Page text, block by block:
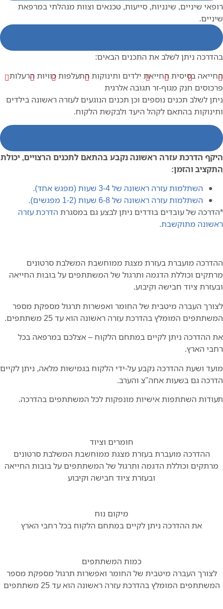
שיניים, שינניות, סייעות, טכנאים וצוות מנהלתי במרפאת
תכני ההדרכה
ניתן לשלב את התכנים הבאים:
בסיסיתהחייאת ילדים ותינוקותהתעלפותכוויותהרעלות
חנק מגוף-זרתגובה אלרגית
לשלב תכנים נוספים וכן תכנים הנוגעים לעזרה ראשונה בילדים
בהתאם לקהל היעד ולבקשת הלקוח.
מסגרת ההדרכה
הדרכת עזרה ראשונה נקבע בהתאם לתכנים הרצויים, יכולת
והזמן:
השתלמות עזרה ראשונה של 3-4 שעות (מפגש אחד).
השתלמות עזרה ראשונה של 6-8 שעות (1-2 מפגשים).
של עובדים בודדים ניתן לבצע גם במסגרתהדרכת עזרה
מתוקשבת.
מועברת בעזרת מצגת ממוחשבת המשלבת סרטונים
וכוללת הדגמה ותרגול של המשתתפים על בובות החייאה
ציוד חבישה וקיבוע.
העברה מיטבית של החומר ואפשרות תרגול מספקת מספר
המומלץ בהדרכת עזרה ראשונה הוא עד 25 משתתפים.
ההדרכה ניתן לקיים במתחם הלקוח – אצלכם במרפאה בכל
הארץ.
ושעת ההדרכה נקבע על-ידי הלקוח בגמישות מלאה, ניתן לקיים
גם בשעות אחה"צ והערב.
השתתפות אישיות מונפקות לכל המשתתפים בהדרכה.
חומרים וציוד
ההדרכה מועברת בעזרת מצגת ממוחשבת המשלבת סרטונים
וכוללת הדגמה ותרגול של המשתתפים על בובות החייאה
ובעזרת ציוד חבישה וקיבוע
מיקום נוח
את ההדרכה ניתן לקיים במתחם הלקוח בכל רחבי הארץ
כמות המשתתפים
העברה מיטבית של החומר ואפשרות תרגול מספקת מספר
המומלץ בהדרכת עזרה ראשונה הוא עד 25 משתתפים